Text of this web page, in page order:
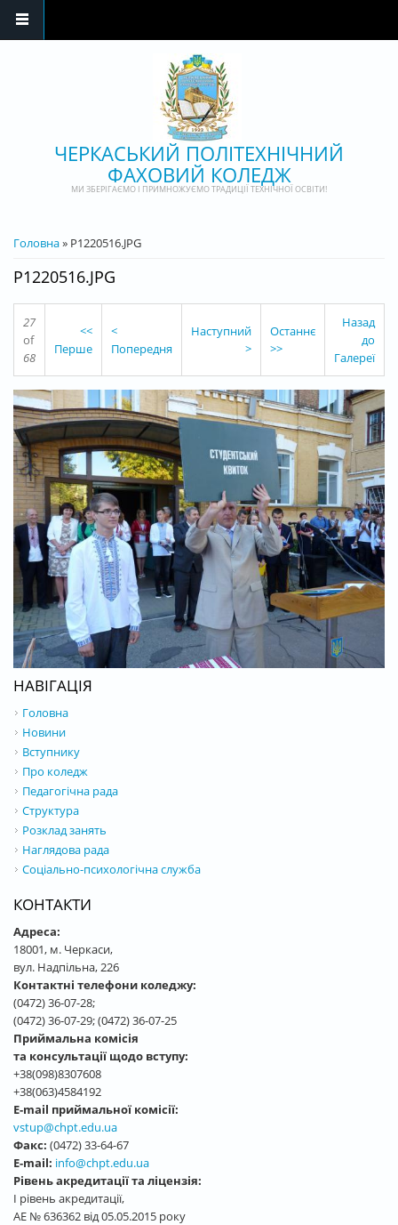
ЧЕРКАСЬКИЙ ПОЛІТЕХНІЧНИЙ
ФАХОВИЙ КОЛЕДЖ
МИ ЗБЕРІГАЄМО І ПРИМНОЖУЄМО ТРАДИЦІЇ ТЕХНІЧНОЇ ОСВІТИ!
ВИ Є ТУТ
Головна» P1220516.JPG
P1220516.JPG
27
of
68
<<
Перше
<
Попередня
Наступний
>
Останнє
>>
Назад
до
Галереї
НАВІГАЦІЯ
Головна
Новини
Вступнику
Про коледж
Педагогічна рада
Структура
Розклад занять
Наглядова рада
Соціально-психологічна служба
КОНТАКТИ
Адреса:
18001, м. Черкаси,
вул. Надпільна, 226
Контактні телефони коледжу:
(0472) 36-07-28;
(0472) 36-07-29; (0472) 36-07-25
Приймальна комісія
та консультації щодо вступу:
+38(098)8307608
+38(063)4584192
E-mail приймальної комісії:
vstup@chpt.edu.ua
Факс: (0472) 33-64-67
E-mail: info@chpt.edu.ua
Рівень акредитації та ліцензія:
І рівень акредитації,
АЕ № 636362 від 05.05.2015 року